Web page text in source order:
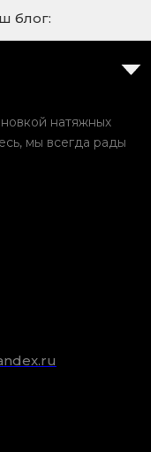
блог:
натяжных
мы всегда рады